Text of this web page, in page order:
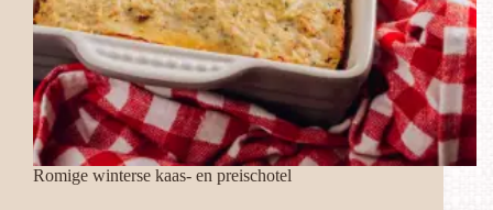
Romige winterse kaas- en preischotel